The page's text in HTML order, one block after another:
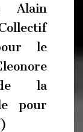
Alain
le
la
pour